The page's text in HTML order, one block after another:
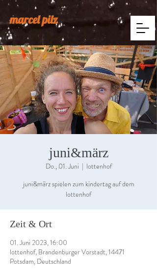
marcel pilz
juni&märz
Do., 01. Juni
  |
lottenhof
juni&märz spielen zum kindertag auf dem
lottenhof
Zeit & Ort
01. Juni 2023, 16:00
lottenhof, Brandenburger Vorstadt, 14471
Potsdam, Deutschland